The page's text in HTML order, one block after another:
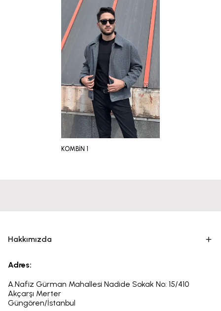
KOMBİN 1
Hakkımızda
Adres:
A.Nafiz Gürman Mahallesi Nadide Sokak No: 15/410
Akçarşı Merter
Güngören/İstanbul